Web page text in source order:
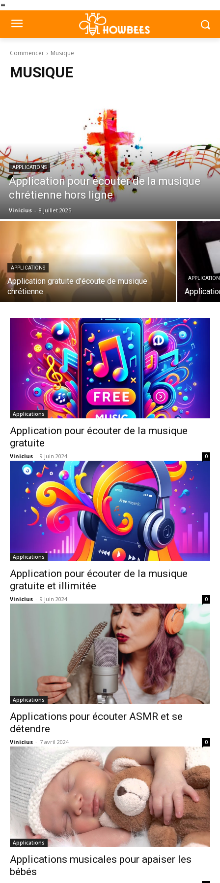
=
Commencer Musique
MUSIQUE
APPLICATIONS
Application pour écouter de la musique
chrétienne hors ligne
Vinicius - 8 juillet 2025
APPLICATIONS
Application gratuite d'écoute de musique
chrétienne
Applications
Application pour écouter de la musique
gratuite
Vinicius - 9 juin 2024 0
Applications
Application pour écouter de la musique
gratuite et illimitée
Vinicius - 9 juin 2024 0
Applications
Applications pour écouter ASMR et se
détendre
Vinicius - 7 avril 2024 0
Applications
Applications musicales pour apaiser les
bébés